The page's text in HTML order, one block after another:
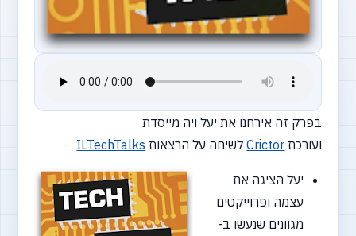
בפרק זה אירחנו את יעל ויה מייסדת
ועורכת Crictorלשיחה על הרצאות ILTechTalks
יעל הציגה את
עצמה ופרוייקטים
מגוונים שנעשו ב-